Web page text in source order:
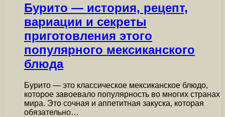
Бурито — история, рецепт,
вариации и секреты
приготовления этого
популярного мексиканского
блюда
Бурито — это классическое мексиканское блюдо,
которое завоевало популярность во многих странах
мира. Это сочная и аппетитная закуска, которая
обязательно…